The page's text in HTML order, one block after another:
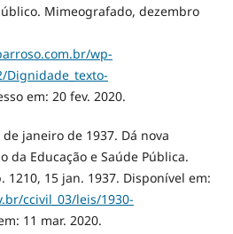
Mimeografado, dezembro
wp-
Dignidade_texto-
em: 20 fev. 2020.
de janeiro de 1937. Dá nova
da Educação e Saúde Pública.
1210, 15 jan. 1937. Disponível em:
ccivil_03/leis/1930-
11 mar. 2020.